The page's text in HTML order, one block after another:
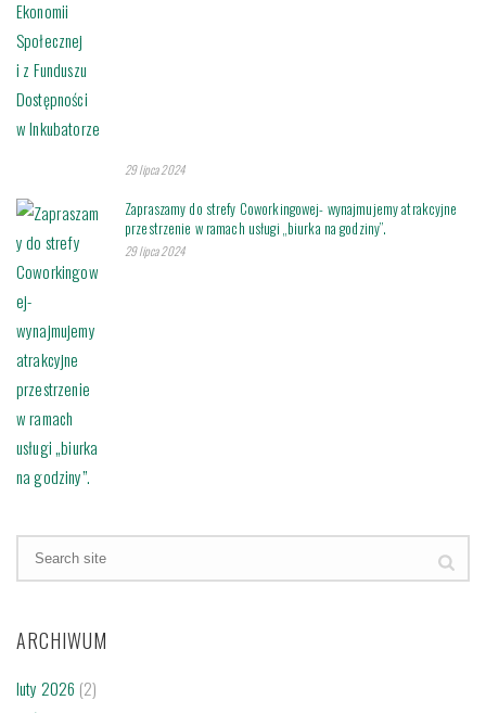
29 lipca 2024
Zapraszamy do strefy Coworkingowej- wynajmujemy atrakcyjne
przestrzenie w ramach usługi „biurka na godziny”.
29 lipca 2024
ARCHIWUM
luty 2026 (2)